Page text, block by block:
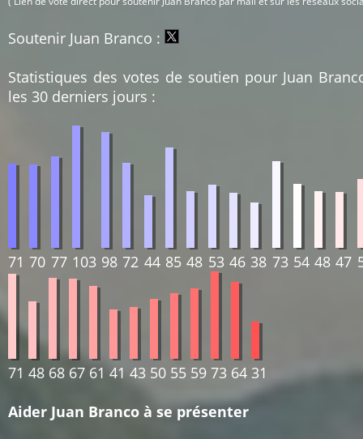
Soutenir Juan Branco :
Statistiques des votes de soutien pour Juan
les 30 derniers jours :
71 70 77 103 98 72 44 85 48 53 46 38 73 54 48 47
71 48 68 67 61 41 43 50 55 59 73 64 31
Aider Juan Branco à se présenter